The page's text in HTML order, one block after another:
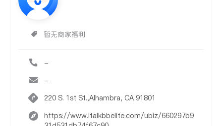
暂无商家福利
-
-
220 S. 1st St.,Alhambra, CA 91801
https://www.italkbbelite.com/ubiz/660297b9